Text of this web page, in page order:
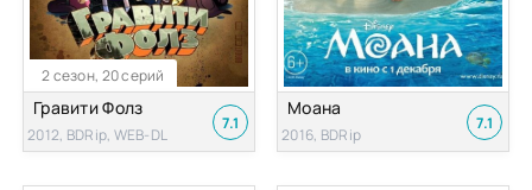
2 сезон, 20 серий
Гравити Фолз
2012, BDRip, WEB-DL
7.1
Моана
2016, BDRip
7.1